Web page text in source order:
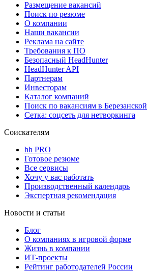
Размещение вакансий
Поиск по резюме
О компании
Наши вакансии
Реклама на сайте
Требования к ПО
Безопасный HeadHunter
HeadHunter API
Партнерам
Инвесторам
Каталог компаний
Поиск по вакансиям в Березанской
Сетка: соцсеть для нетворкинга
Соискателям
hh PRO
Готовое резюме
Все сервисы
Хочу у вас работать
Производственный календарь
Экспертная рекомендация
Новости и статьи
Блог
О компаниях в игровой форме
Жизнь в компании
ИТ-проекты
Рейтинг работодателей России